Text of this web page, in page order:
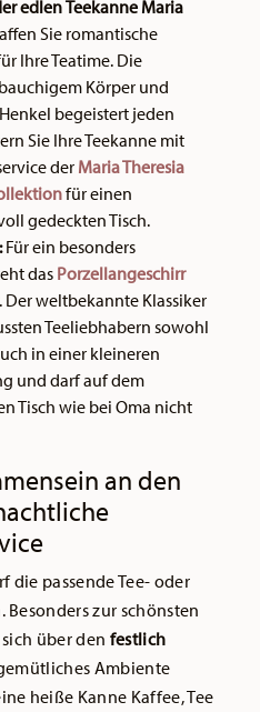
edlenTeekanne Maria
Sie romantische
Ihre Teatime. Die
Körper und
begeistert jeden
Sie Ihre Teekanne mit
der Maria Theresia
für einen
gedeckten Tisch.
Für ein besonders
das Porzellangeschirr
Der weltbekannte Klassiker
Teeliebhabern sowohl
in einer kleineren
und darf auf dem
Tisch wie bei Oma nicht
an den
die passende Tee- oder
zur schönsten
über den festlich
Ambiente
heiße Kanne Kaffee, Tee